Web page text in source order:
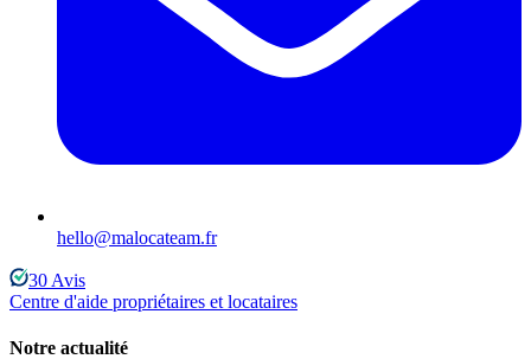
hello@malocateam.fr
30 Avis
Centre d'aide propriétaires et locataires
Notre actualité